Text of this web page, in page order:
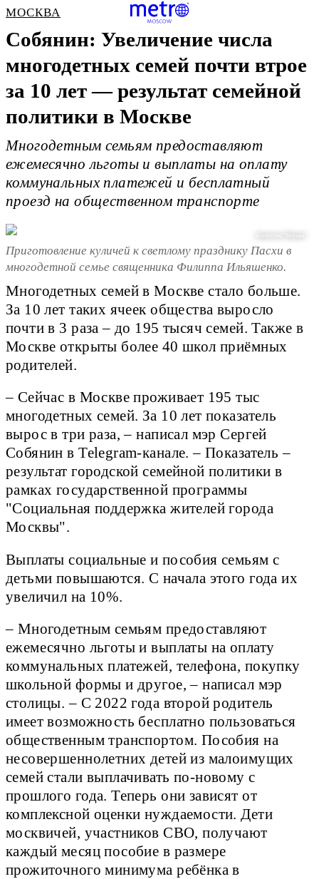
МОСКВА
Собянин: Увеличение числа
многодетных семей почти втрое
за 10 лет — результат семейной
политики в Москве
Многодетным семьям предоставляют
ежемесячно льготы и выплаты на оплату
коммунальных платежей и бесплатный
проезд на общественном транспорте
Агентство "Москва"
Приготовление куличей к светлому празднику Пасхи в
многодетной семье священника Филиппа Ильяшенко.
Многодетных семей в Москве стало больше.
За 10 лет таких ячеек общества выросло
почти в 3 раза – до 195 тысяч семей. Также в
Москве открыты более 40 школ приёмных
родителей.
– Сейчас в Москве проживает 195 тыс
многодетных семей. За 10 лет показатель
вырос в три раза, – написал мэр Сергей
Собянин в Telegram-канале. – Показатель –
результат городской семейной политики в
рамках государственной программы
"Социальная поддержка жителей города
Москвы".
Выплаты социальные и пособия семьям с
детьми повышаются. С начала этого года их
увеличил на 10%.
– Многодетным семьям предоставляют
ежемесячно льготы и выплаты на оплату
коммунальных платежей, телефона, покупку
школьной формы и другое, – написал мэр
столицы. – С 2022 года второй родитель
имеет возможность бесплатно пользоваться
общественным транспортом. Пособия на
несовершеннолетних детей из малоимущих
семей стали выплачивать по-новому с
прошлого года. Теперь они зависят от
комплексной оценки нуждаемости. Дети
москвичей, участников СВО, получают
каждый месяц пособие в размере
прожиточного минимума ребёнка в